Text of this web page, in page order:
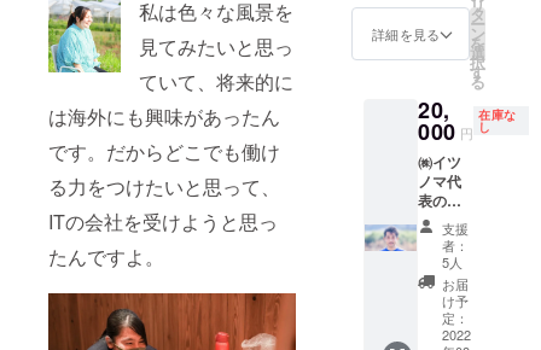
私は色々な風景を
見てみたいと思っ
ていて、将来的に
は海外にも興味があったん
です。だからどこでも働け
る力をつけたいと思って、
ITの会社を受けようと思っ
たんですよ。
す。 ・
キャン
可能期
間を超
えた
キャン
セルに
ついて
は、宿
泊券が
失効い
たしま
すので
予めご
了承く
ルを調
整させ
て頂き
ます。
場合
は、公
共の場
所で面
会しま
す。
【中川
敬文】
新卒で
株式会
社ポー
ラ、1年
9ヶ月で
と一緒
に
BBQ】
・ト
ラーホ
テル
（シン
グル
ベッド
サイズ
×2名
分）1泊
宿泊チ
ケット
・都農
町の見
所をイ
詳細を見る
タ
ー
ン
を
選
択
す
る
20,
000 円
在庫な
し
㈱イツ
ノマ代
表の中
川敬文
による
エグゼ
グティ
ブ・
コーチ
ング ・
支援
者：
5人
お届
け予
定：
2022